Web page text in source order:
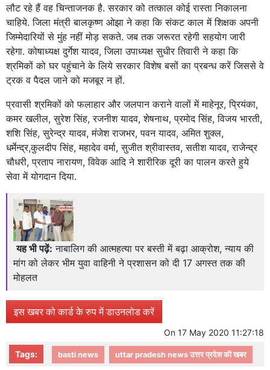
लौट रहे हैं वह चिन्ताजनक है. सरकार को तत्काल कोई रास्ता निकालना
चाहिये. जिला मंत्री बालकृष्ण ओझा ने कहा कि संकट काल में शिक्षक अपनी
जिम्मेदारियों से मुंह नहीं मोड़ सकते. जब तक जरूरत रहेगी सहयोग जारी
रहेगा. कोषाध्यक्ष दुर्गेश यादव, जिला उपाध्यक्ष सुधीर तिवारी ने कहा कि
श्रमिकों को घर पहुंचाने के लिये सरकार विशेष बसों का प्रबन्ध करें जिससे वे
ट्रक व पैदल जाने को मजबूर न हों.
प्रवासी श्रमिकों को फलाहार और जलपान कराने वालों में माहेनूर, प्रियंका,
कमर खलील, सुरेश सिंह, रजनीश यादव, शेषनाथ, प्रमोद सिंह, विजय भारती,
शशि सिंह, सुरेन्द्र यादव, मंजेश राजभर, पवन यादव, अमित शुक्ल,
धर्मेन्द्र,कुलदीप सिंह, महादेव वर्मा, सुजीत श्रीवास्तव, सतीश यादव, राजेन्द्र
चौधरी, प्रताप नारायण, विवेक आदि ने शारीरिक दूरी का पालन करते हुये
सेवा में योगदान दिया.
यह भी पढ़ें: नाबालिग की आत्महत्या पर बस्ती में बढ़ा आक्रोश, न्याय की
मांग को लेकर भीम युवा वाहिनी ने प्रशासन को दी 17 अगस्त तक की
मोहलत
इस खबर को कार्ड के रुप में डाउनलोड करें
On 17 May 2020 11:27:18
Tags: basti news uttar pradesh news उत्तर प्रदेश की खबर